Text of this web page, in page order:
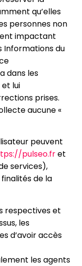
qu’elles
personnes non
impactant
Informations du
dans les
lui
prises.
aucune «
peuvent
pulseo.fret
services),
de la
respectives et
les
d’avoir accès
les agents